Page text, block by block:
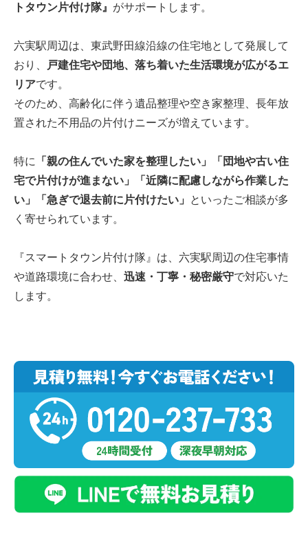
トタウン片付け隊』 がサポートします。
六実駅周辺は、東武野田線沿線の住宅地として発展して
おり、
戸建住宅や団地、落ち着いた生活環境が広がるエ
リアです。
そのため、高齢化に伴う遺品整理や空き家整理、長年放
置された不用品の片付けニーズが増えています。
特に
「親の住んでいた家を整理したい」「団地や古い住
宅で片付けが進まない」「近隣に配慮しながら作業した
い」「急ぎで退去前に片付けたい」
といったご相談が多
く寄せられています。
『スマートタウン片付け隊』は、六実駅周辺の住宅事情
や道路環境に合わせ、 迅速・丁寧・秘密厳守で対応いた
します。